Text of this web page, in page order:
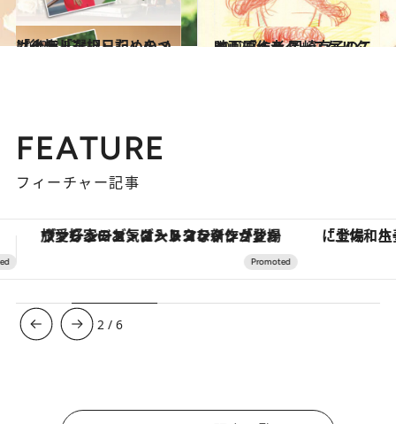
2012.8.27
「後悔しない」ためのメソッド「選択日記」をつけよう！
カルチャー 2012.7.6
映画『へルタースケルター』原作者 岡崎京子のこと
カルチャー
FEATURE
フィーチャー記事
「土佐和ハーブかき氷」がOMO7高知に登場！生姜、山椒、大葉など目にも舌にも涼を呼ぶ郷土の味
3 /6